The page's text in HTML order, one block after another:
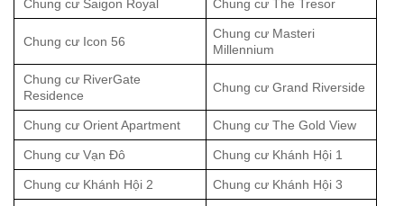
Chung cư Saigon Royal Chung cư The Tresor
Chung cư Icon 56
Chung cư Masteri
Millennium
Chung cư RiverGate
Residence
Chung cư Grand Riverside
Chung cư Orient Apartment Chung cư The Gold View
Chung cư Vạn Đô Chung cư Khánh Hội 1
Chung cư Khánh Hội 2 Chung cư Khánh Hội 3